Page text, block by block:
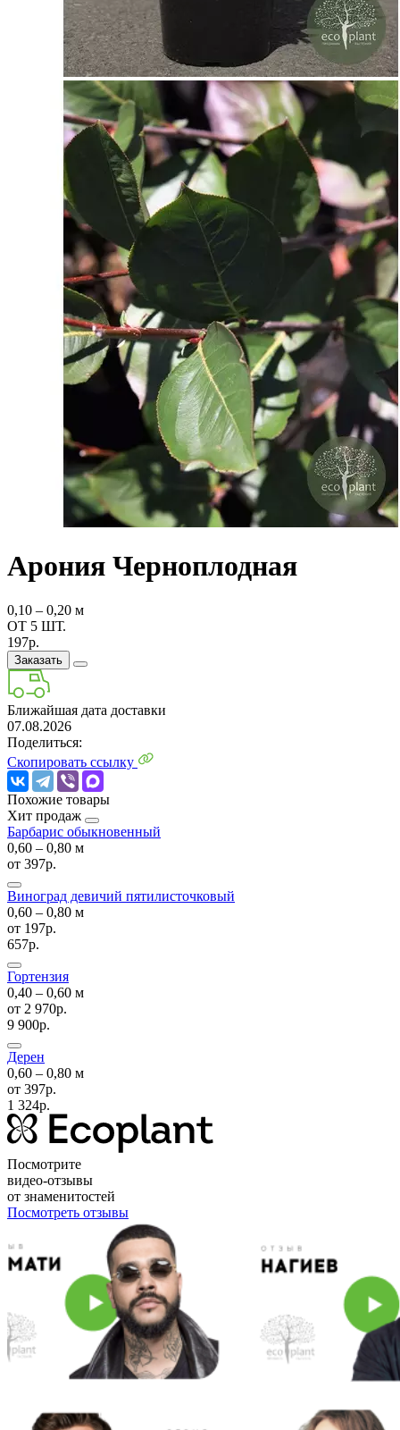
Арония Черноплодная
0,10 ‒ 0,20 м
ОТ 5 ШТ.
197р.
Заказать
Ближайшая дата доставки
07.08.2026
Поделиться:
Скопировать ссылку
Похожие товары
Хит продаж
Барбарис обыкновенный
0,60 ‒ 0,80 м
от 397р.
Виноград девичий пятилисточковый
0,60 ‒ 0,80 м
от 197р.
657р.
Гортензия
0,40 ‒ 0,60 м
от 2 970р.
9 900р.
Дерен
0,60 ‒ 0,80 м
от 397р.
1 324р.
Посмотрите
видео-отзывы
от знаменитостей
Посмотреть отзывы